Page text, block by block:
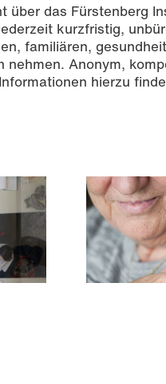
über das Fürstenberg
kurzfristig,
familiären,
nehmen. Anonym,
hierzu